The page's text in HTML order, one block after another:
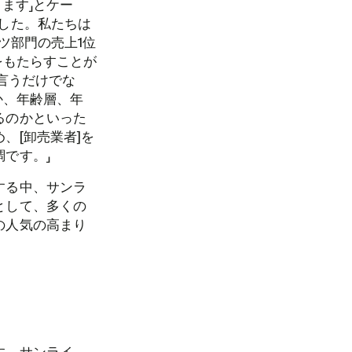
す」とケー
た。私たちは
部門の売上1位
たらすことが
うだけでな
年齢層、年
かといった
、[卸売業者]を
す。」
中、サンラ
して、多くの
気の高まり